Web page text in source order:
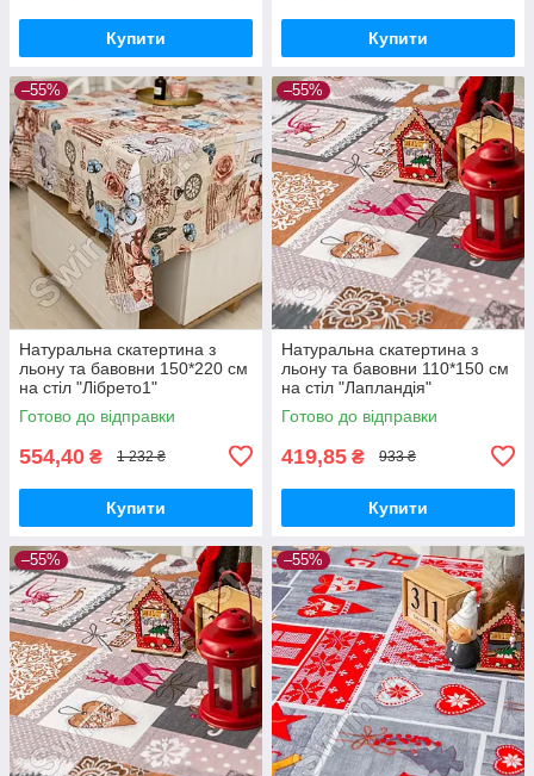
Купити Купити
–55%
Натуральна скатертина з
льону та бавовни 150*220 см
на стіл "Лібрето1"
Готово до відправки
554,40 ₴ 1 232 ₴
Купити
–55%
Натуральна скатертина з
льону та бавовни 110*150 см
на стіл "Лапландія"
Готово до відправки
419,85 ₴ 933 ₴
Купити
–55% –55%